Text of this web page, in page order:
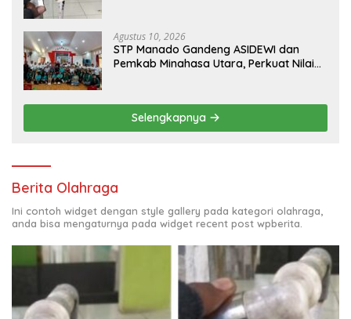
Agustus 10, 2026
‎STP Manado Gandeng ASIDEWI dan
Pemkab Minahasa Utara, Perkuat Nilai
Selengkapnya
Berita Olahraga
Ini contoh widget dengan style gallery pada kategori olahraga,
anda bisa mengaturnya pada widget recent post wpberita.